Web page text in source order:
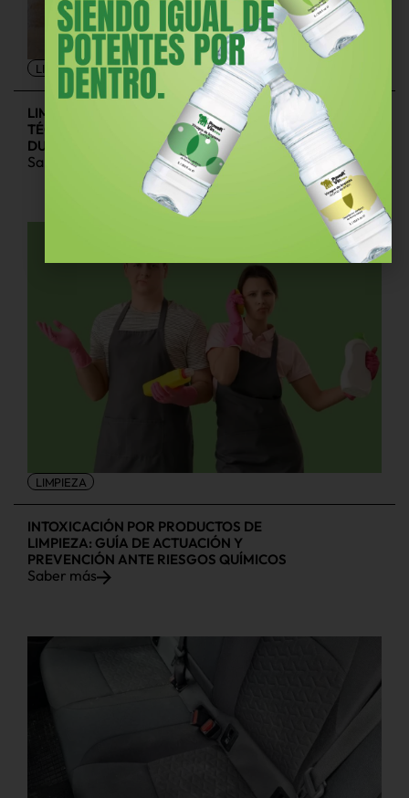
LIMPIEZA
LIMPIAR PARQUET CON VINAGRE: GUÍA
TÉCNICA PARA UN BRILLO NATURAL Y
DURADERO
Saber más
LIMPIEZA
INTOXICACIÓN POR PRODUCTOS DE
LIMPIEZA: GUÍA DE ACTUACIÓN Y
PREVENCIÓN ANTE RIESGOS QUÍMICOS
Saber más